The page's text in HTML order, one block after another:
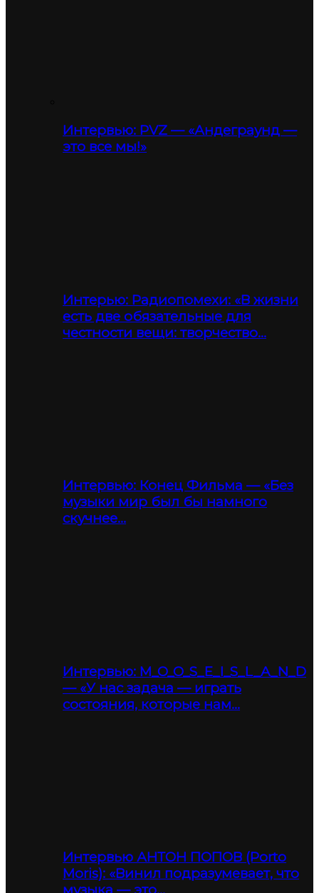
Интервью: PVZ — «Андеграунд —
это все мы!»
Интерью: Радиопомехи: «В жизни
есть две обязательные для
честности вещи: творчество…
Интервью: Конец Фильма — «Без
музыки мир был бы намного
скучнее…
Интервью: M_O_O_S_E_I_S_L_A_N_D
— «У нас задача — играть
состояния, которые нам…
Интервью АНТОН ПОПОВ (Porto
Moris): «Винил подразумевает, что